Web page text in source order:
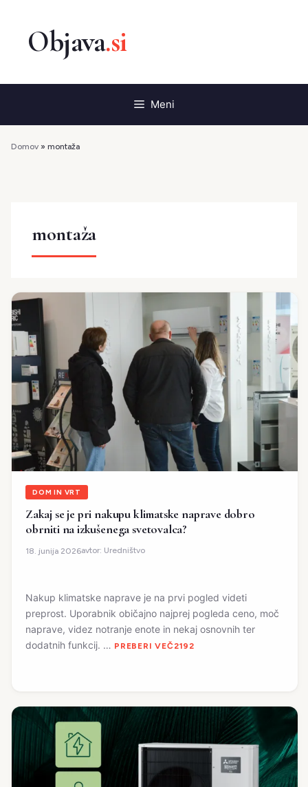
vsebino
Meni
Domov » montaža
montaža
DOM IN VRT
Zakaj se je pri nakupu klimatske naprave dobro
obrniti na izkušenega svetovalca?
18. junija 2026avtor: Uredništvo
Nakup klimatske naprave je na prvi pogled videti
preprost. Uporabnik običajno najprej pogleda ceno, moč
naprave, videz notranje enote in nekaj osnovnih ter
dodatnih funkcij. … PREBERI VEČ